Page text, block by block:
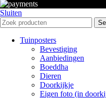
Sluiten
Tuinposters
Bevestiging
Aanbiedingen
Boeddha
Dieren
Doorkijkje
Eigen foto (in